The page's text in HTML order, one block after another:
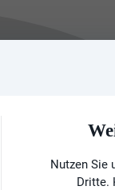
Nutzen Sie
Dritte.